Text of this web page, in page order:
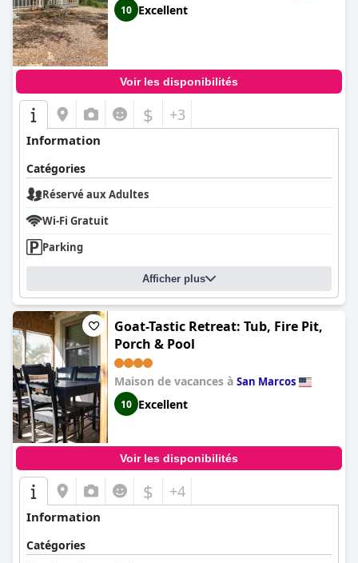
10 Excellent
Voir les disponibilités
$ +3
Information
Catégories
Réservé aux Adultes
Wi-Fi Gratuit
Parking
Afficher plus
Goat-Tastic Retreat: Tub, Fire Pit,
Porch & Pool
Maison de vacances à San Marcos
10 Excellent
Voir les disponibilités
$ +4
Information
Catégories